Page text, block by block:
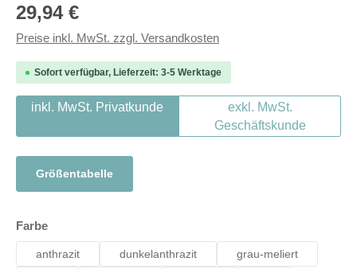
Regulärer Preis:
29,94 €
Preise inkl. MwSt. zzgl. Versandkosten
Sofort verfügbar, Lieferzeit: 3-5 Werktage
inkl. MwSt. Privatkunde
exkl. MwSt.
Geschäftskunde
Größentabelle
Farbeauswählen
anthrazit dunkelanthrazit
grau-meliert